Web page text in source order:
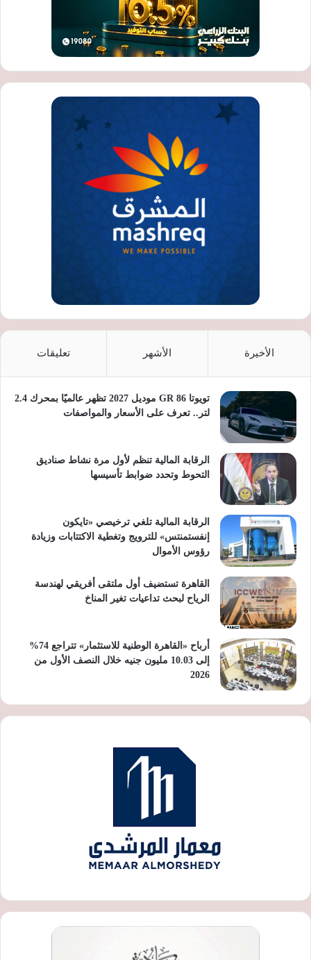
الأخيرة الأشهر تعليقات
تويوتا GR 86 موديل 2027 تظهر عالميًا بمحرك 2.4
لتر.. تعرف على الأسعار والمواصفات
الرقابة المالية تنظم لأول مرة نشاط صناديق
التحوط وتحدد ضوابط تأسيسها
الرقابة المالية تلغي ترخيصي «تايكون
إنفستمنتس» للترويج وتغطية الاكتتابات وزيادة
رؤوس الأموال
القاهرة تستضيف أول ملتقى أفريقي لهندسة
الرياح لبحث تداعيات تغير المناخ
أرباح «القاهرة الوطنية للاستثمار» تتراجع 74%
إلى 10.03 مليون جنيه خلال النصف الأول من
2026